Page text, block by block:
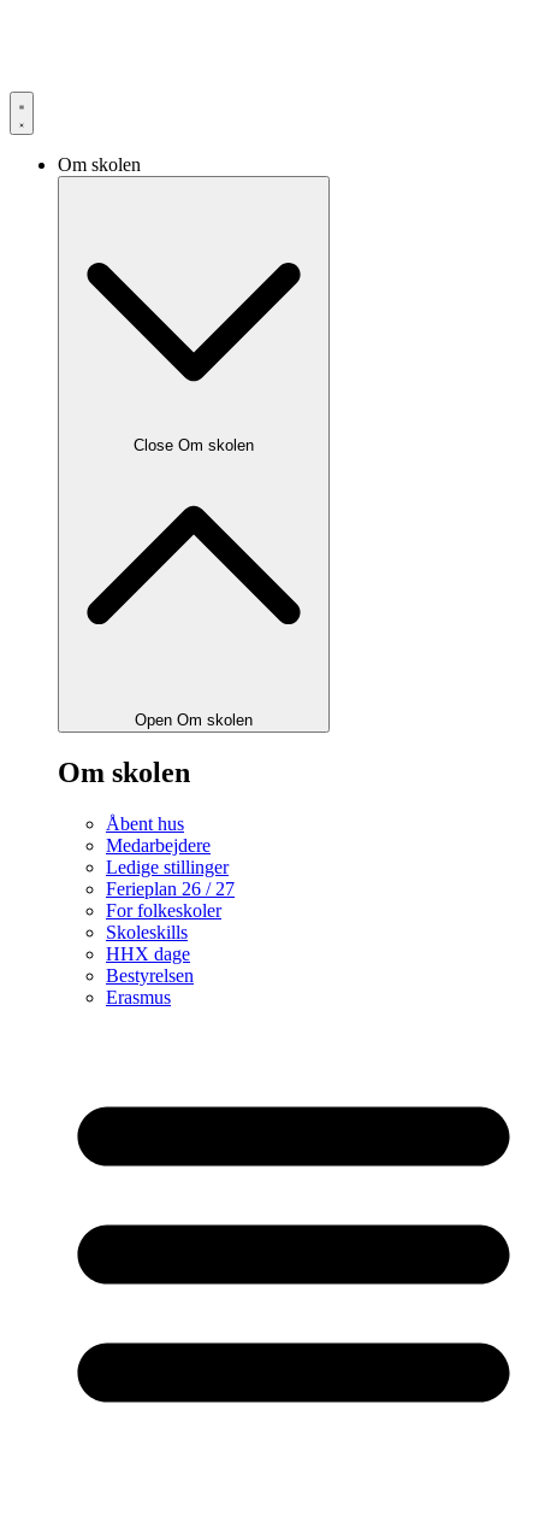
Om skolen
Close Om skolen
Open Om skolen
Om skolen
Åbent hus
Medarbejdere
Ledige stillinger
Ferieplan 26 / 27
For folkeskoler
Skoleskills
HHX dage
Bestyrelsen
Erasmus